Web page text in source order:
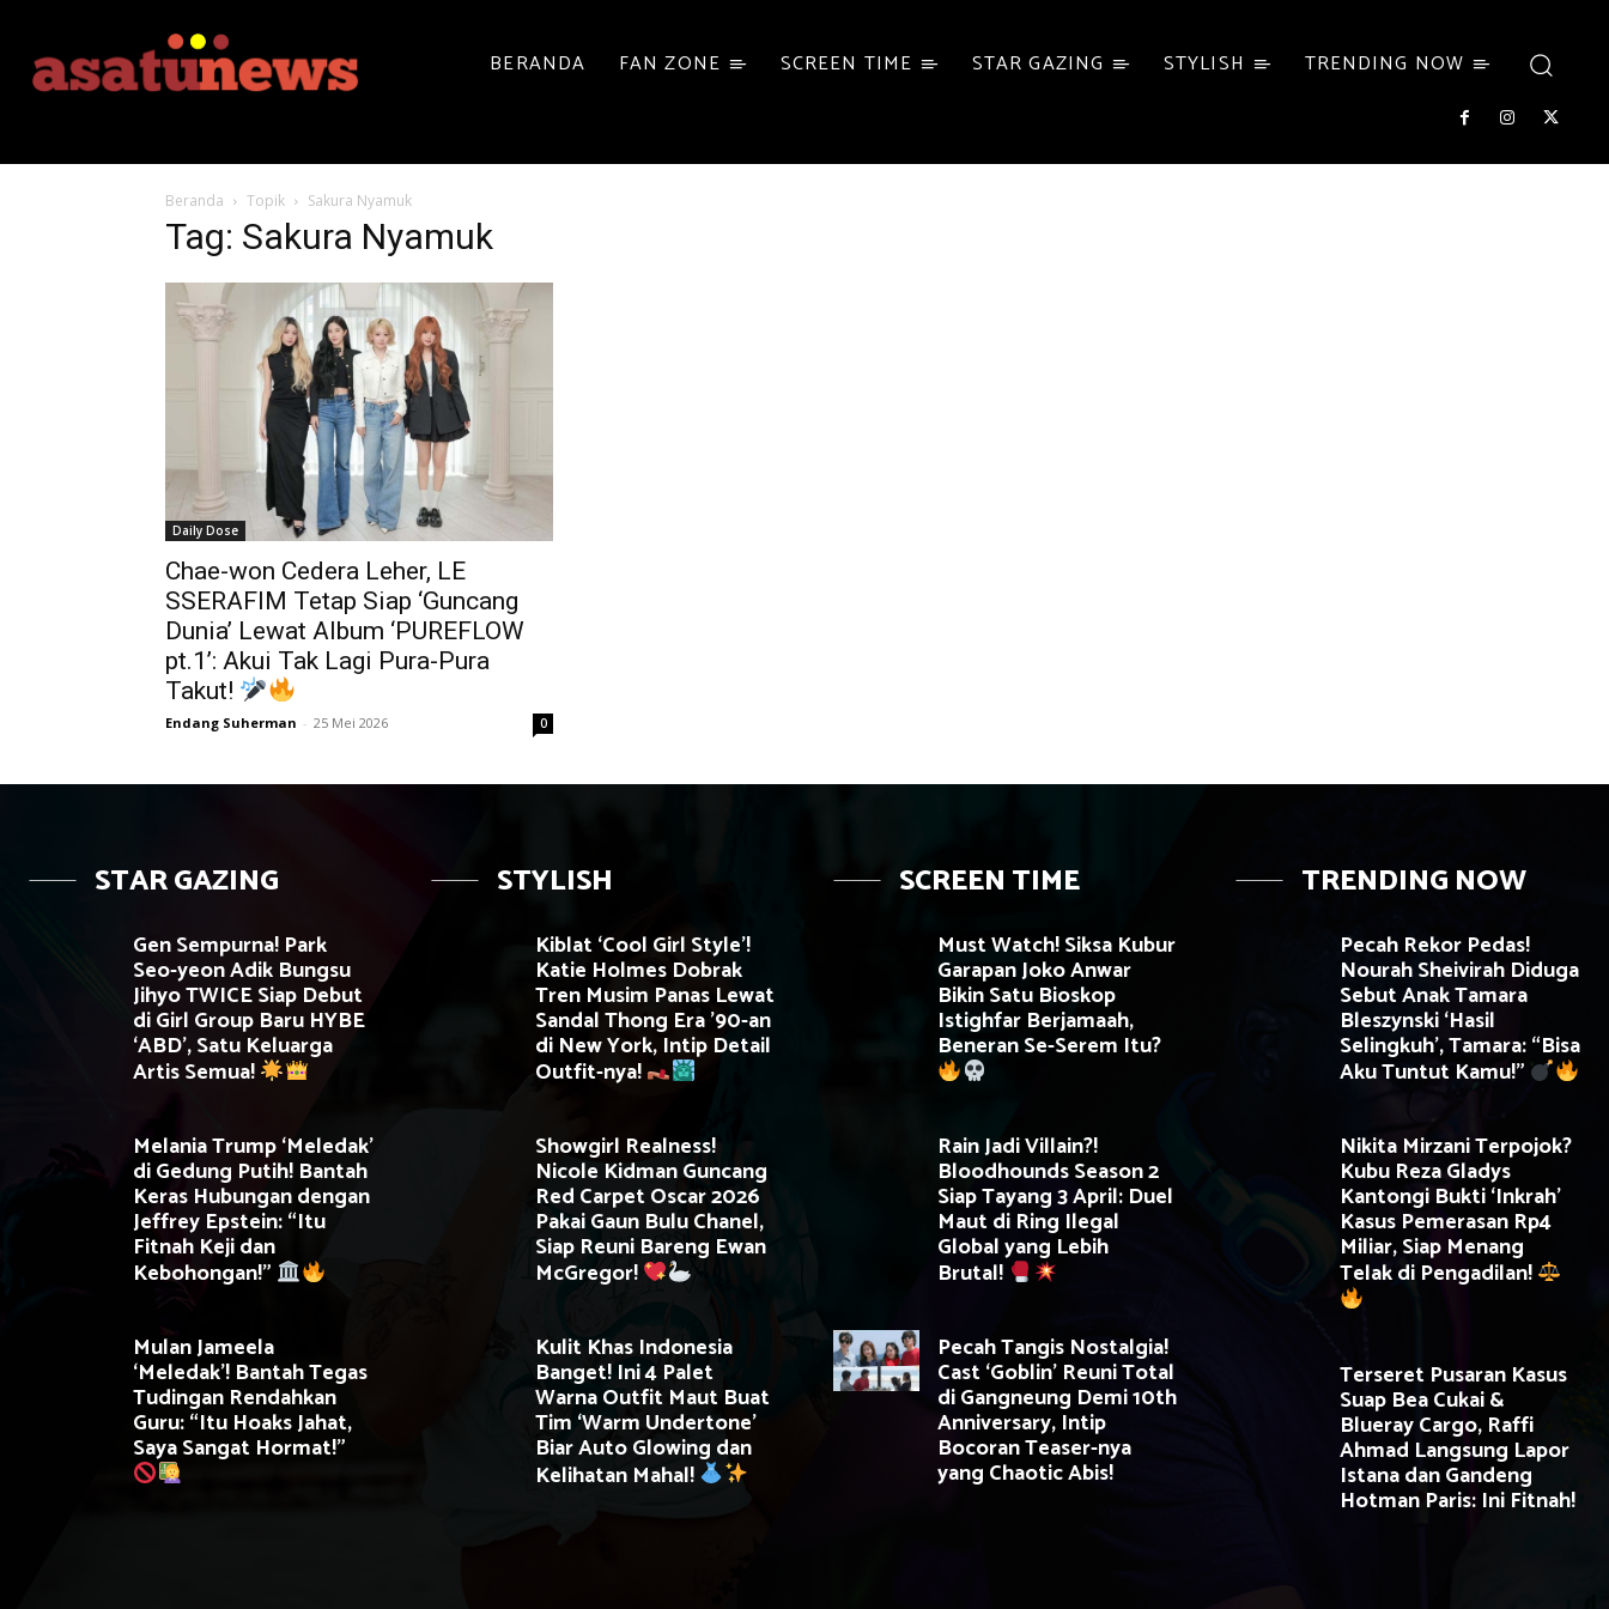
BERANDA FAN ZONE SCREEN TIME STAR GAZING STYLISH TRENDING NOW
Beranda Topik Sakura Nyamuk
Tag: Sakura Nyamuk
Daily Dose
Chae-won Cedera Leher, LE
SSERAFIM Tetap Siap ‘Guncang
Dunia’ Lewat Album ‘PUREFLOW
pt.1’: Akui Tak Lagi Pura-Pura
Takut!
Endang Suherman - 25 Mei 2026 0
STAR GAZING
Gen Sempurna! Park
Seo-yeon Adik Bungsu
Jihyo TWICE Siap Debut
di Girl Group Baru HYBE
‘ABD’, Satu Keluarga
Artis Semua!
Melania Trump ‘Meledak’
di Gedung Putih! Bantah
Keras Hubungan dengan
Jeffrey Epstein: “Itu
Fitnah Keji dan
Kebohongan!”
Mulan Jameela
‘Meledak’! Bantah Tegas
Tudingan Rendahkan
Guru: “Itu Hoaks Jahat,
Saya Sangat Hormat!”
STYLISH
Kiblat ‘Cool Girl Style’!
Katie Holmes Dobrak
Tren Musim Panas Lewat
Sandal Thong Era ’90-an
di New York, Intip Detail
Outfit-nya!
Showgirl Realness!
Nicole Kidman Guncang
Red Carpet Oscar 2026
Pakai Gaun Bulu Chanel,
Siap Reuni Bareng Ewan
McGregor!
Kulit Khas Indonesia
Banget! Ini 4 Palet
Warna Outfit Maut Buat
Tim ‘Warm Undertone’
Biar Auto Glowing dan
Kelihatan Mahal!
SCREEN TIME
Must Watch! Siksa Kubur
Garapan Joko Anwar
Bikin Satu Bioskop
Istighfar Berjamaah,
Beneran Se-Serem Itu?
Rain Jadi Villain?!
Bloodhounds Season 2
Siap Tayang 3 April: Duel
Maut di Ring Ilegal
Global yang Lebih
Brutal!
Pecah Tangis Nostalgia!
Cast ‘Goblin’ Reuni Total
di Gangneung Demi 10th
Anniversary, Intip
Bocoran Teaser-nya
yang Chaotic Abis!
TRENDING NOW
Pecah Rekor Pedas!
Nourah Sheivirah Diduga
Sebut Anak Tamara
Bleszynski ‘Hasil
Selingkuh’, Tamara: “Bisa
Aku Tuntut Kamu!”
Nikita Mirzani Terpojok?
Kubu Reza Gladys
Kantongi Bukti ‘Inkrah’
Kasus Pemerasan Rp4
Miliar, Siap Menang
Telak di Pengadilan!
Terseret Pusaran Kasus
Suap Bea Cukai &
Blueray Cargo, Raffi
Ahmad Langsung Lapor
Istana dan Gandeng
Hotman Paris: Ini Fitnah!